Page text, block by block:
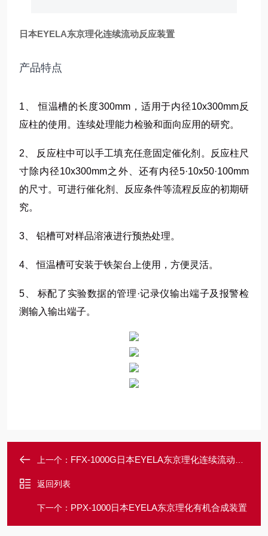
日本EYELA东京理化连续流动反应装置
产品特点
1、 恒温槽的长度300mm，适用于内径10x300mm反
应柱的使用。连续处理能力检验和面向应用的研究。
2、 反应柱中可以手工填充任意固定催化剂。反应柱尺
寸除内径10x300mm之外、还有内径5·10x50·100mm
的尺寸。可进行催化剂、反应条件等流程反应的初期研
究。
3、 铝槽可对样品溶液进行预热处理。
4、 恒温槽可安装于铁架台上使用，方便灵活。
5、 标配了实验数据的管理·记录仪输出端子及报警检
测输入输出端子。
上一个： FFX-1000G日本EYELA东京理化连续流动氢化反应装置
返回列表
下一个： PPX-1000日本EYELA东京理化有机合成装置